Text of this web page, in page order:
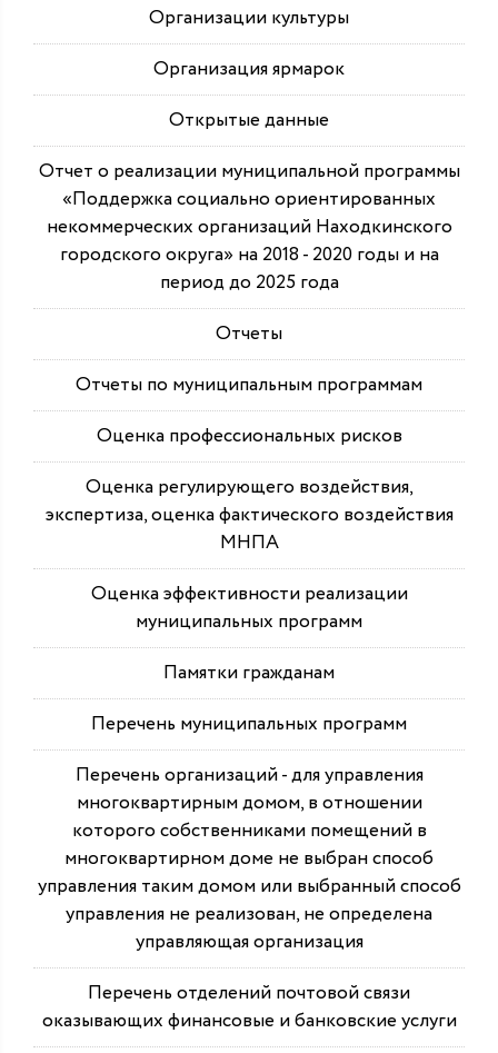
Организации культуры
Организация ярмарок
Открытые данные
Отчет о реализации муниципальной программы
«Поддержка социально ориентированных
некоммерческих организаций Находкинского
городского округа» на 2018 - 2020 годы и на
период до 2025 года
Отчеты
Отчеты по муниципальным программам
Оценка профессиональных рисков
Оценка регулирующего воздействия,
экспертиза, оценка фактического воздействия
МНПА
Оценка эффективности реализации
муниципальных программ
Памятки гражданам
Перечень муниципальных программ
Перечень организаций - для управления
многоквартирным домом, в отношении
которого собственниками помещений в
многоквартирном доме не выбран способ
управления таким домом или выбранный способ
управления не реализован, не определена
управляющая организация
Перечень отделений почтовой связи
оказывающих финансовые и банковские услуги